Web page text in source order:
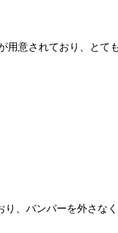
意されており、とて
、バンパーを外さな